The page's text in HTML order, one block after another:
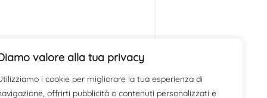
valore alla tua privacy
i cookie per migliorare la tua esperienza di
offrirti pubblicità o contenuti personalizzati e